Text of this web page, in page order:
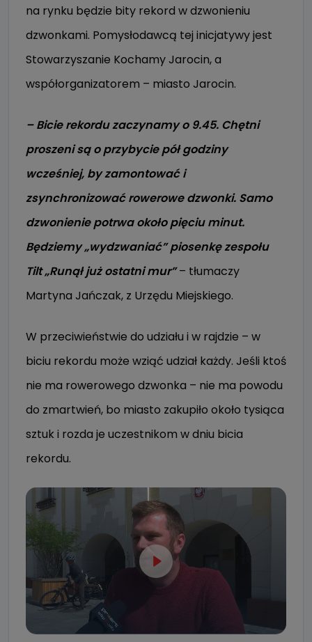
na rynku będzie bity rekord w dzwonieniu
dzwonkami. Pomysłodawcą tej inicjatywy jest
Stowarzyszanie Kochamy Jarocin, a
współorganizatorem – miasto Jarocin.
– Bicie rekordu zaczynamy o 9.45. Chętni
proszeni są o przybycie pół godziny
wcześniej, by zamontować i
zsynchronizować rowerowe dzwonki. Samo
dzwonienie potrwa około pięciu minut.
Będziemy „wydzwaniać” piosenkę zespołu
Tilt „Runął już ostatni mur”– tłumaczy
Martyna Jańczak, z Urzędu Miejskiego.
W przeciwieństwie do udziału i w rajdzie – w
biciu rekordu może wziąć udział każdy. Jeśli ktoś
nie ma rowerowego dzwonka – nie ma powodu
do zmartwień, bo miasto zakupiło około tysiąca
sztuk i rozda je uczestnikom w dniu bicia
rekordu.